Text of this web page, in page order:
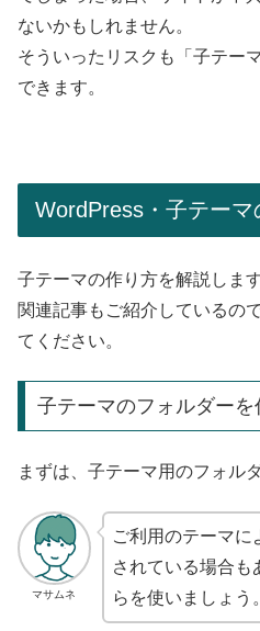
ないかもしれません。
そういったリスクも「子テー
できます。
WordPress・子テーマ
子テーマの作り方を解説します
関連記事もご紹介しているの
てください。
子テーマのフォルダーを
まずは、子テーマ用のフォル
マサムネ
ご利用のテーマに
されている場合も
らを使いましょう。